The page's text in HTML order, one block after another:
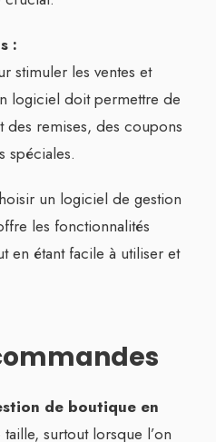
:
stimuler les ventes et
logiciel doit permettre de
des remises, des coupons
spéciales.
un logiciel de gestion
les fonctionnalités
en étant facile à utiliser et
de boutique en
surtout lorsque l’on